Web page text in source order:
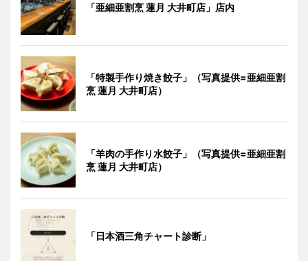
「亜細亜割烹 蓮月 大井町店」店内
「特製手作り焼き餃子」（写真提供=亜細亜割
烹 蓮月 大井町店）
「羊肉の手作り水餃子」（写真提供=亜細亜割
烹 蓮月 大井町店）
「日本酒三角チャート診断」